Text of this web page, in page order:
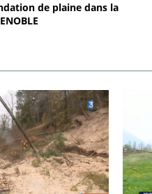
de plaine dans la